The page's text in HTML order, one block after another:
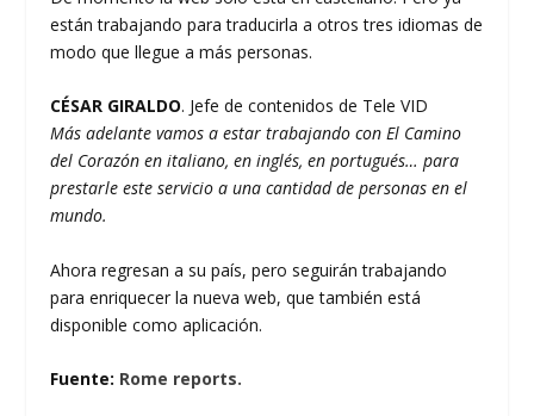
están trabajando para traducirla a otros tres idiomas de
modo que llegue a más personas.
CÉSAR GIRALDO. Jefe de contenidos de Tele VID
Más adelante vamos a estar trabajando con El Camino
del Corazón en italiano, en inglés, en portugués… para
prestarle este servicio a una cantidad de personas en el
mundo.
Ahora regresan a su país, pero seguirán trabajando
para enriquecer la nueva web, que también está
disponible como aplicación.
Fuente: Rome reports.